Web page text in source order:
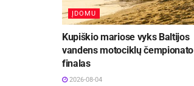
ĮDOMU
Kupiškio mariose vyks Baltijos
vandens motociklų čempionato
finalas
2026-08-04